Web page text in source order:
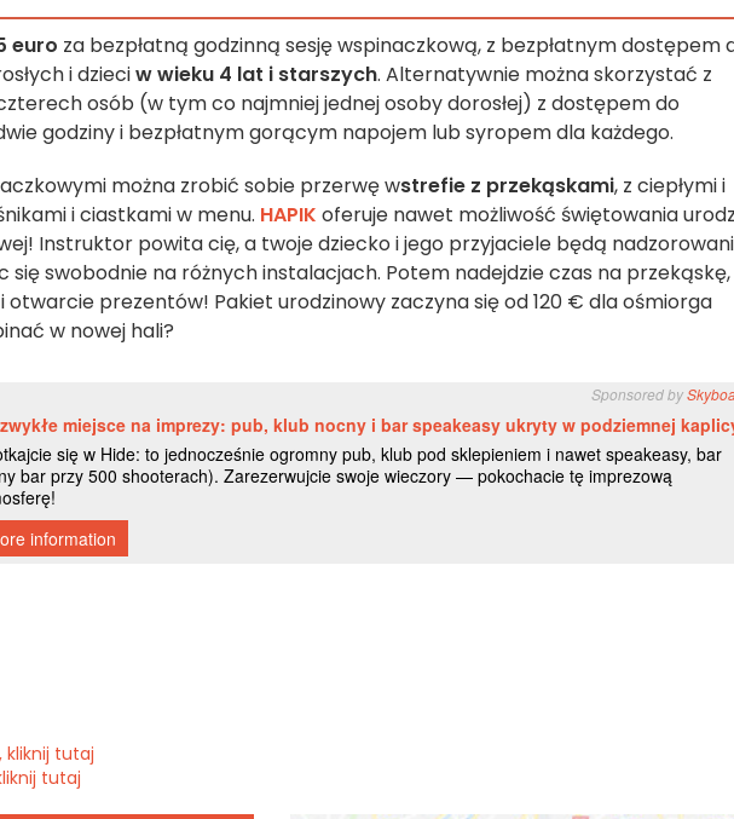
euro za bezpłatną godzinną sesję wspinaczkową, z bezpłatnym dostępem
i dzieciw wieku 4 lat i starszych. Alternatywnie można skorzystać z
osób (w tym co najmniej jednej osoby dorosłej) z dostępem do
godziny i bezpłatnym gorącym napojem lub syropem dla każdego.
można zrobić sobie przerwę wstrefie z przekąskami, z ciepłymi i
i ciastkami w menu. HAPIK oferuje nawet możliwość świętowania
Instruktor powita cię, a twoje dziecko i jego przyjaciele będą nadzorowani
się swobodnie na różnych instalacjach. Potem nadejdzie czas na przekąskę,
otwarcie prezentów! Pakiet urodzinowy zaczyna się od 120 € dla ośmiorga
w nowej hali?
kliknij tutaj
tutaj